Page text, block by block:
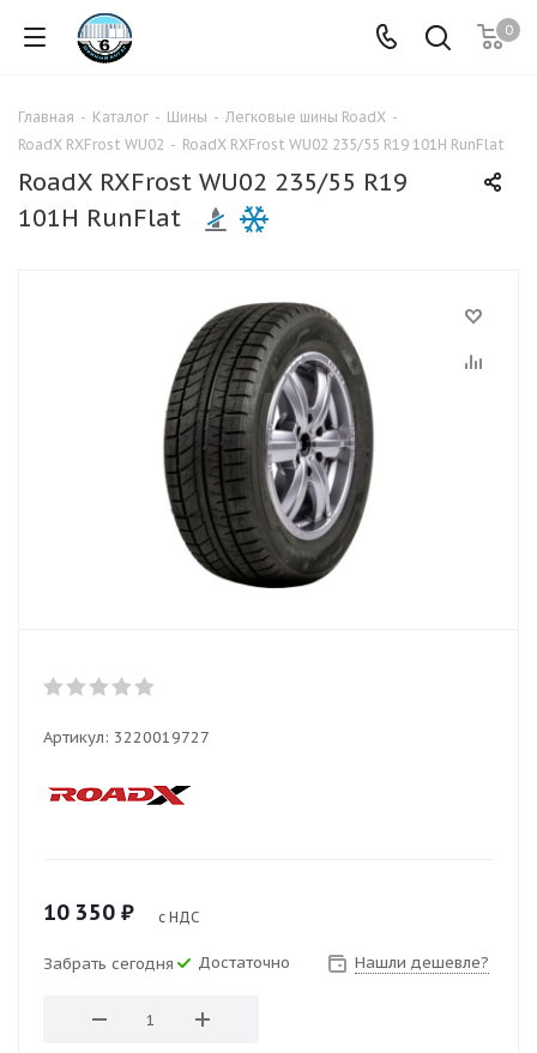
0
Главная - Каталог - Шины - Легковые шины RoadX -
RoadX RXFrost WU02 - RoadX RXFrost WU02 235/55 R19 101H RunFlat
RoadX RXFrost WU02 235/55 R19
101H RunFlat
Артикул: 3220019727
10 350 ₽ с НДС
Забрать сегодня Достаточно Нашли дешевле?